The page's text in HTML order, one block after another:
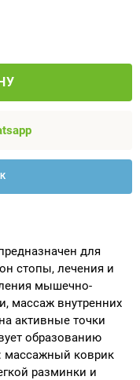
для
стопы, лечения и
мышечно-
массаж внутренних
активные точки
образованию
массажный коврик
разминки и
для